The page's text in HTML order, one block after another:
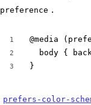
preference .
1
2
3
@media
body {
}
prefers-color-